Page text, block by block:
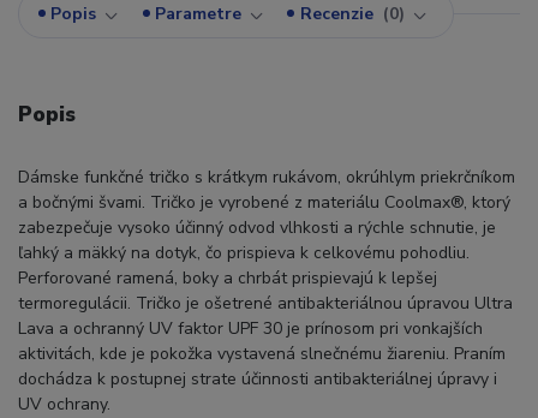
Popis Parametre Recenzie 0
Popis
Dámske funkčné tričko s krátkym rukávom, okrúhlym priekrčníkom
a bočnými švami. Tričko je vyrobené z materiálu Coolmax®, ktorý
zabezpečuje vysoko účinný odvod vlhkosti a rýchle schnutie, je
ľahký a mäkký na dotyk, čo prispieva k celkovému pohodliu.
Perforované ramená, boky a chrbát prispievajú k lepšej
termoregulácii. Tričko je ošetrené antibakteriálnou úpravou Ultra
Lava a ochranný UV faktor UPF 30 je prínosom pri vonkajších
aktivitách, kde je pokožka vystavená slnečnému žiareniu. Praním
dochádza k postupnej strate účinnosti antibakteriálnej úpravy i
UV ochrany.